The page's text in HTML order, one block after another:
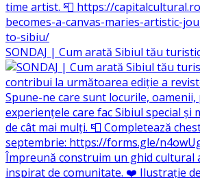
SONDAJ | Cum arată Sibiul tău